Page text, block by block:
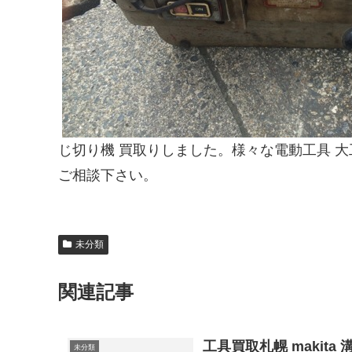
じ切り機 買取りしました。様々な電動工具
ご相談下さい。
未分類
関連記事
未分類 工具買取札幌 makita